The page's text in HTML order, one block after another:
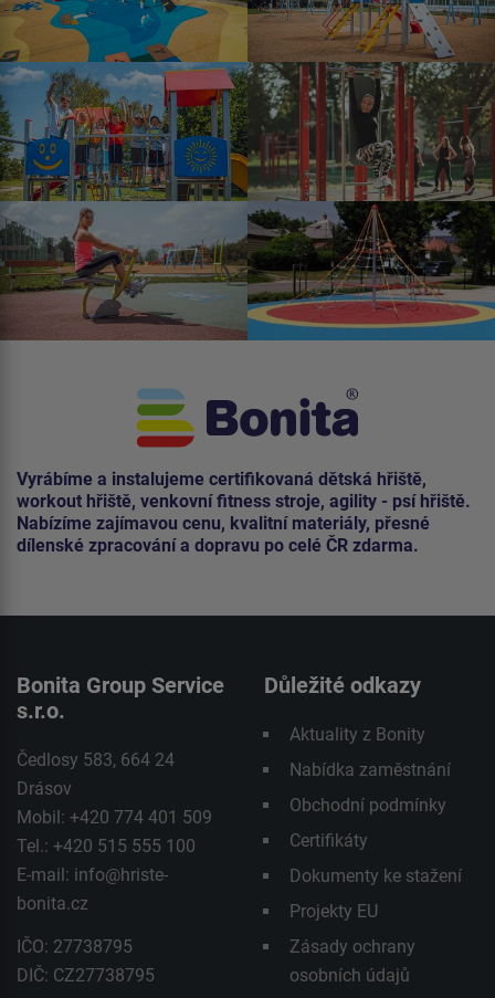
Vyrábíme a instalujeme certifikovaná dětská hřiště,
workout hřiště, venkovní fitness stroje, agility - psí hřiště.
Nabízíme zajímavou cenu, kvalitní materiály, přesné
dílenské zpracování a dopravu po celé ČR zdarma.
Bonita Group Service
s.r.o.
Čedlosy 583, 664 24
Drásov
Mobil: +420 774 401 509
Tel.: +420 515 555 100
E-mail: info@hriste-
bonita.cz
IČO: 27738795
DIČ: CZ27738795
Důležité odkazy
Aktuality z Bonity
Nabídka zaměstnání
Obchodní podmínky
Certifikáty
Dokumenty ke stažení
Projekty EU
Zásady ochrany
osobních údajů